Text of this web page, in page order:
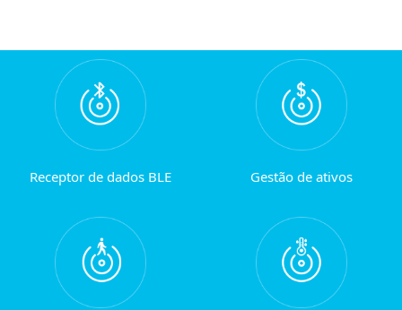
Receptor de dados BLE Gestão de ativos